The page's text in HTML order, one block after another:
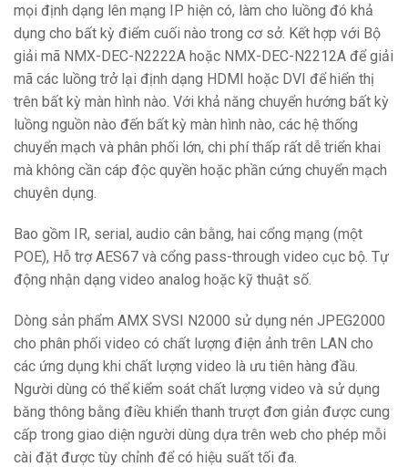
mọi định dạng lên mạng IP hiện có, làm cho luồng đó khả
dụng cho bất kỳ điểm cuối nào trong cơ sở. Kết hợp với Bộ
giải mã NMX-DEC-N2222A hoặc NMX-DEC-N2212A để giải
mã các luồng trở lại định dạng HDMI hoặc DVI để hiển thị
trên bất kỳ màn hình nào. Với khả năng chuyển hướng bất kỳ
luồng nguồn nào đến bất kỳ màn hình nào, các hệ thống
chuyển mạch và phân phối lớn, chi phí thấp rất dễ triển khai
mà không cần cáp độc quyền hoặc phần cứng chuyển mạch
chuyên dụng.
Bao gồm IR, serial, audio cân bằng, hai cổng mạng (một
POE), Hỗ trợ AES67 và cổng pass-through video cục bộ. Tự
động nhận dạng video analog hoặc kỹ thuật số.
Dòng sản phẩm AMX SVSI N2000 sử dụng nén JPEG2000
cho phân phối video có chất lượng điện ảnh trên LAN cho
các ứng dụng khi chất lượng video là ưu tiên hàng đầu.
Người dùng có thể kiểm soát chất lượng video và sử dụng
băng thông bằng điều khiển thanh trượt đơn giản được cung
cấp trong giao diện người dùng dựa trên web cho phép mỗi
cài đặt được tùy chỉnh để có hiệu suất tối đa.